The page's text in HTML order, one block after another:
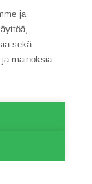
ja
sekä
mainoksia.